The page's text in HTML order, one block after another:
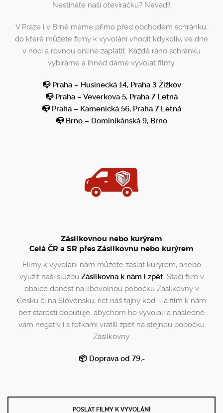
Nestíháte naší otevíračku? Nevadí!
V Praze i v Brně máme přímo před obchodem schránku,
do které můžete filmy k vyvolání vhodit kdykoliv, ve dne
v noci a rovnou online zaplatit. Každé ráno schránku
vybíráme a ihned dáme vyvolat filmy.
📭 Praha – Husinecká 14, Praha 3 Žižkov
📭 Praha – Veverkova 5, Praha 7 Letná
📭 Praha – Kamenická 56, Praha 7 Letná
📭 Brno – Dominikánská 9, Brno
Zásilkovnou nebo kurýrem
Celá ČR a SR přes Zásilkovnu nebo kurýrem
Filmy k vyvolání nám můžete zaslat kurýrem, anebo
využít naši službu Zásilkovna k nám i zpět. Stačí film v
obálce donést na libovolnou pobočku Zásilkovny v
Česku či na Slovensku, říct náš tajný kód – a film k nám
bez starostí doputuje, abychom ho vyvolali a následně
vám negativ i s fotkami vrátili zpět na stejnou pobočku
Zásilkovny.
📦 Doprava od 79,-
POSLAT FILMY K VYVOLÁNÍ